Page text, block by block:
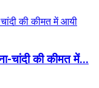
चांदी की कीमत में...